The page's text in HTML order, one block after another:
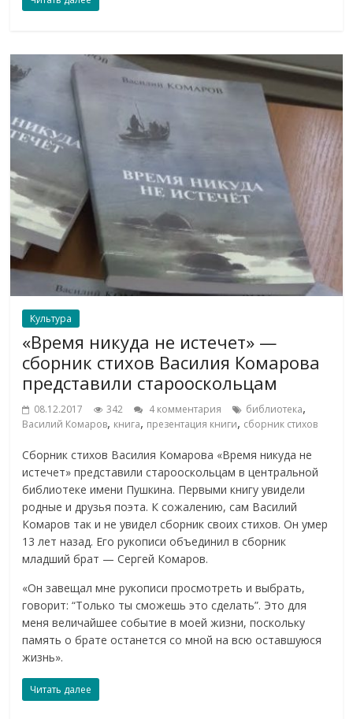
Культура
«Время никуда не истечет» —
сборник стихов Василия Комарова
представили старооскольцам
08.12.2017 342 4 комментария библиотека,
Василий Комаров, книга, презентация книги, сборник стихов
Сборник стихов Василия Комарова «Время никуда не
истечет» представили старооскольцам в центральной
библиотеке имени Пушкина. Первыми книгу увидели
родные и друзья поэта. К сожалению, сам Василий
Комаров так и не увидел сборник своих стихов. Он умер
13 лет назад. Его рукописи объединил в сборник
младший брат — Сергей Комаров.
«Он завещал мне рукописи просмотреть и выбрать,
говорит: “Только ты сможешь это сделать”. Это для
меня величайшее событие в моей жизни, поскольку
память о брате останется со мной на всю оставшуюся
жизнь».
Читать далее